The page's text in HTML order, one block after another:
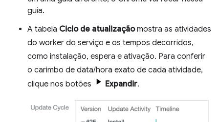
guia.
A tabela Ciclo de atualizaçãomostra as atividades
do worker do serviço e os tempos decorridos,
como instalação, espera e ativação. Para conferir
o carimbo de data/hora exato de cada atividade,
clique nos botões
Expandir.